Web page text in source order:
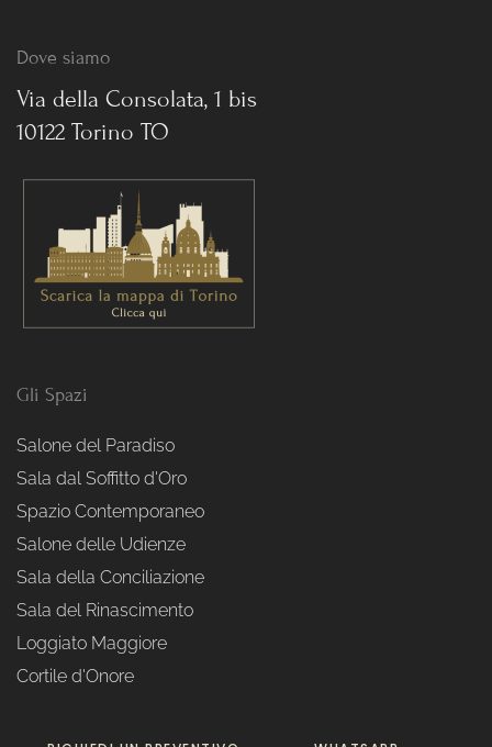
Dove siamo
Via della Consolata, 1 bis
10122 Torino TO
Gli Spazi
Salone del Paradiso
Sala dal Soffitto d'Oro
Spazio Contemporaneo
Salone delle Udienze
Sala della Conciliazione
Sala del Rinascimento
Loggiato Maggiore
Cortile d'Onore